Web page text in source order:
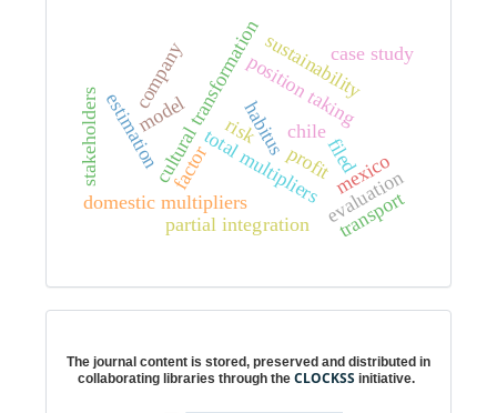
filed
habitus
cultural transformationposition taking
domestic multiplierstotal multipliers
estimation
partial integration
model
profit
risk
company
chile
mexico
factor evaluation
stakeholders
sustainabilitycase study
transport
The journal content is stored, preserved and distributed in
collaborating libraries through the CLOCKSS initiative.